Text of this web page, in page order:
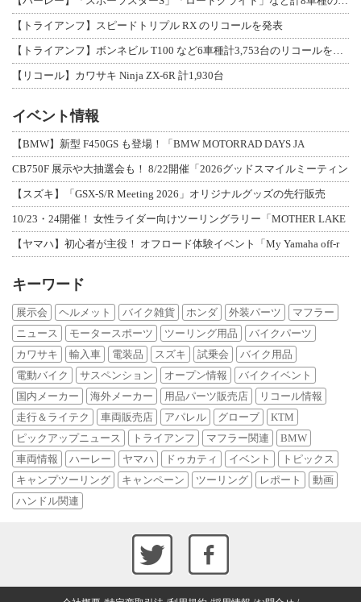
【トライアンフ】スピードトリプル RX のリコールを発表
【リコール】カワサキ Ninja ZX-6R 計1,930台
イベント情報
【BMW】新型 F450GS も登場！「BMW MOTORRAD DAYS JA
CB750F 展示や大抽選会も！ 8/22開催「2026グッドスマイルミーティン
【スズキ】「GSX-S/R Meeting 2026」オリジナルグッズの先行販売
10/23・24開催！ 女性ライダー向けツーリングラリー「MOTHER LAKE
【ヤマハ】初心者が主役！ オフロード体験イベント「My Yamaha off-r
キーワード
展示会 ヘルメット バイク雑貨 ホンダ 外装パーツ
マフラー
ニュース
モータースポーツ ツーリング用品
バイクパーツ
カワサキ
輸入車 電装品 スズキ 試乗会
バイク用品
電動バイク
サスペンション オープン情報
バイクイベント
国内メーカー
海外メーカー 用品パーツ販売店
リコール情報
走行＆ライテク
車両販売店 アパレル グローブ
KTM
ピックアップニュース
トライアンフ マフラー関連
BMW
車両情報
ハーレー ヤマハ ドゥカティ イベント
トピックス
キャンプツーリング
キャンペーン ツーリング レポート
動画
ハンドル関連